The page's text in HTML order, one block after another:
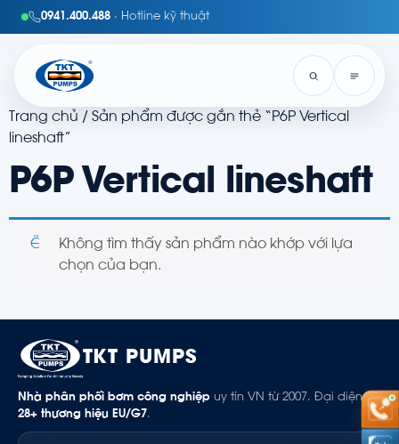
0941.400.488 · Hotline kỹ thuật
Trang chủ / Sản phẩm được gắn thẻ “P6P Vertical
lineshaft”
P6P Vertical lineshaft
Không tìm thấy sản phẩm nào khớp với lựa
chọn của bạn.
TKT PUMPS
Nhà phân phối bơm công nghiệp uy tín VN từ 2007. Đại diện
28+ thương hiệu EU/G7.